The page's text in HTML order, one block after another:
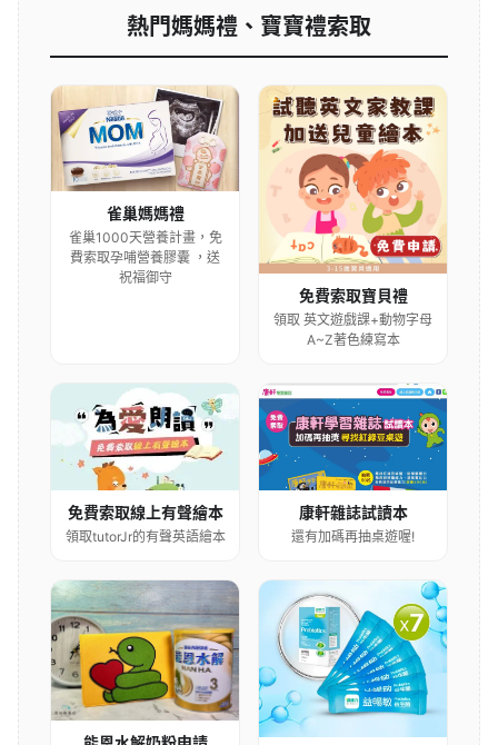
熱門媽媽禮、寶寶禮索取
雀巢媽媽禮
雀巢1000天營養計畫，免
費索取孕哺營養膠囊 ，送
祝福御守
免費索取寶貝禮
領取 英文遊戲課+動物字母
A~Z著色練寫本
免費索取線上有聲繪本
領取tutorJr的有聲英語繪本
康軒雜誌試讀本
還有加碼再抽桌遊喔!